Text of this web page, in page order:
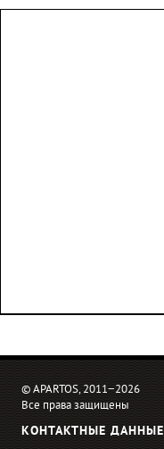
© APARTOS, 2011−2026
Все права защищены
КОНТАКТНЫЕ ДАННЫЕ